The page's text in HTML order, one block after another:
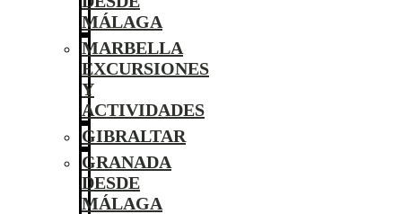
MÁLAGA
MARBELLA
EXCURSIONES
Y
ACTIVIDADES
GIBRALTAR
GRANADA
DESDE
MÁLAGA